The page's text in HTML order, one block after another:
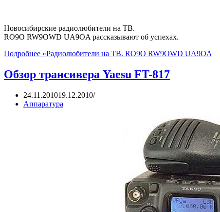
Новосибирские радиолюбители на ТВ.
RO9O RW9OWD UA9OA рассказывают об успехах.
Подробнее »Радиолюбители на ТВ. RO9O RW9OWD UA9OA
Обзор трансивера Yaesu FT-817
24.11.201019.12.2010
Аппаратура